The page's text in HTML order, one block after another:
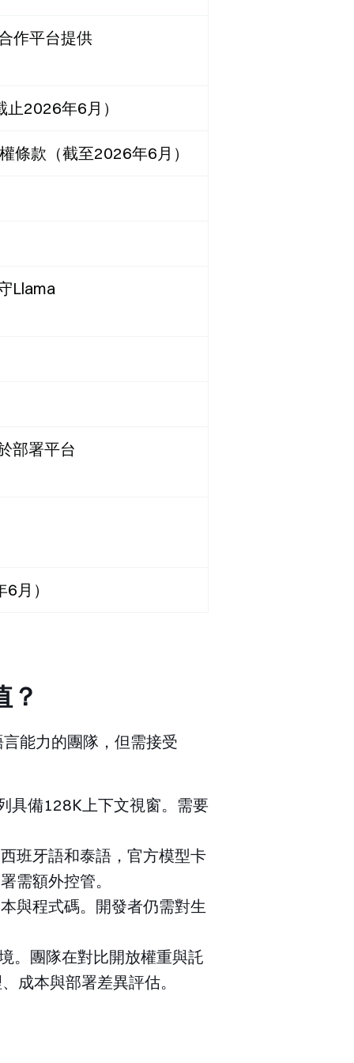
作平台提供
2026年6月）
條款（截至2026年6月）
Llama
部署平台
月）
？
能力的團隊，但需接受
具備128K上下文視窗。需要
班牙語和泰語，官方模型卡
需額外控管。
與程式碼。開發者仍需對生
。團隊在對比開放權重與託
成本與部署差異評估。